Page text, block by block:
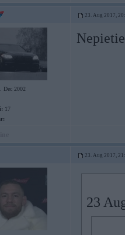
23. Aug 2017,
Dec 2002
17
23. Aug 2017,
23